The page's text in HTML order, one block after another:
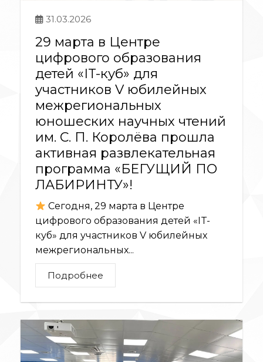
31.03.2026
29 марта в Центре
цифрового образования
детей «IT-куб» для
участников V юбилейных
межрегиональных
юношеских научных чтений
им. С. П. Королёва прошла
активная развлекательная
программа «БЕГУЩИЙ ПО
ЛАБИРИНТУ»!
Сегодня, 29 марта в Центре
цифрового образования детей «IT-
куб» для участников V юбилейных
межрегиональных...
Подробнее